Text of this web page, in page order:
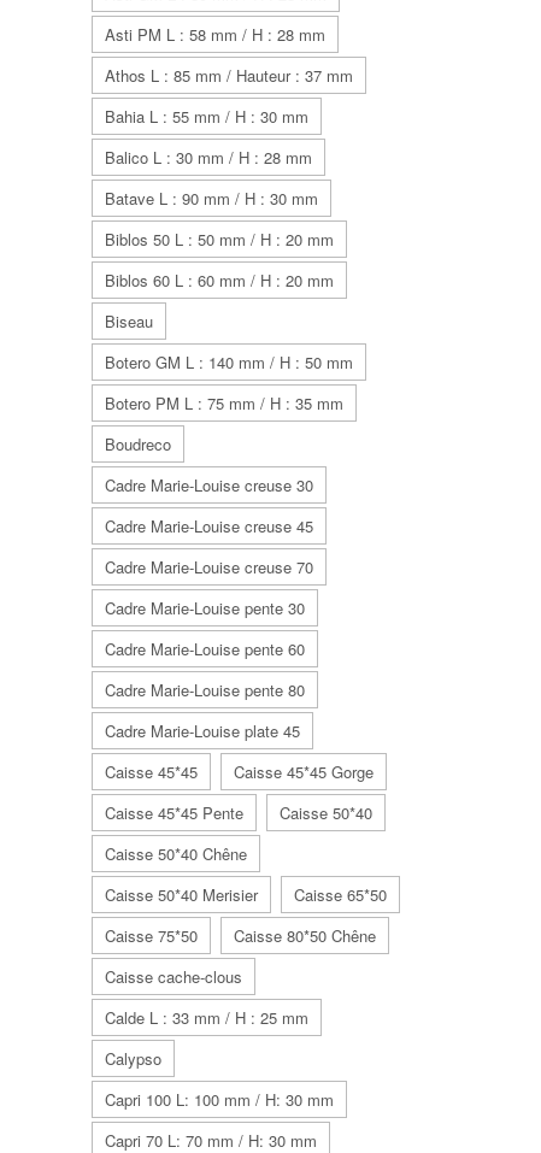
Asti PM L : 58 mm / H : 28 mm
Athos L : 85 mm / Hauteur : 37 mm
Bahia L : 55 mm / H : 30 mm
Balico L : 30 mm / H : 28 mm
Batave L : 90 mm / H : 30 mm
Biblos 50 L : 50 mm / H : 20 mm
Biblos 60 L : 60 mm / H : 20 mm
Biseau
Botero GM L : 140 mm / H : 50 mm
Botero PM L : 75 mm / H : 35 mm
Boudreco
Cadre Marie-Louise creuse 30
Cadre Marie-Louise creuse 45
Cadre Marie-Louise creuse 70
Cadre Marie-Louise pente 30
Cadre Marie-Louise pente 60
Cadre Marie-Louise pente 80
Cadre Marie-Louise plate 45
Caisse 45*45
Caisse 45*45 Gorge
Caisse 45*45 Pente
Caisse 50*40
Caisse 50*40 Chêne
Caisse 50*40 Merisier
Caisse 65*50
Caisse 75*50
Caisse 80*50 Chêne
Caisse cache-clous
Calde L : 33 mm / H : 25 mm
Calypso
Capri 100 L: 100 mm / H: 30 mm
Capri 70 L: 70 mm / H: 30 mm